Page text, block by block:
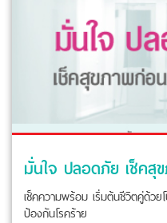
มั่นใจ ปลอดภัย เช็คสุ
เช็คความพร้อม เริ่มต้นชีวิตคู่ด้ว
ป้องกันโรคร้าย